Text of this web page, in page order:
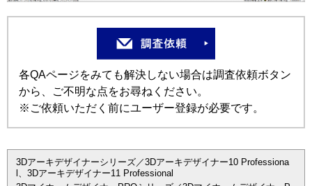
各QAページをみても解決しない場合は調査依頼ボタン
から、ご不明な点をお尋ねください。
※ご依頼いただく前にユーザー登録が必要です。
3Dアーキデザイナーシリーズ／3Dアーキデザイナー10 Professiona
l、3Dアーキデザイナー11 Professional